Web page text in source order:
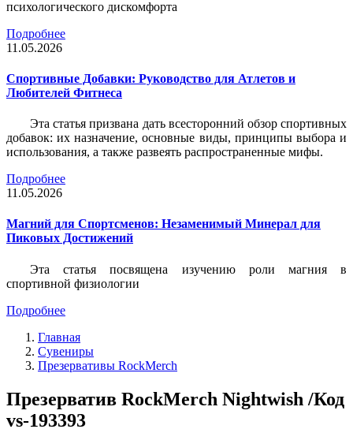
психологического дискомфорта
Подробнее
11.05.2026
Спортивные Добавки: Руководство для Атлетов и
Любителей Фитнеса
Эта статья призвана дать всесторонний обзор спортивных
добавок: их назначение, основные виды, принципы выбора и
использования, а также развеять распространенные мифы.
Подробнее
11.05.2026
Магний для Спортсменов: Незаменимый Минерал для
Пиковых Достижений
Эта статья посвящена изучению роли магния в
спортивной физиологии
Подробнее
Главная
Сувениры
Презервативы RockMerch
Презерватив RockMerch Nightwish /Код
vs-193393